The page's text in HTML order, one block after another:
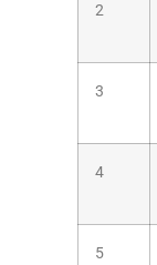
2
3
4
5